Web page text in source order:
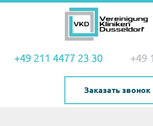
+49 211 4477 23 30 +49
Заказать звонок